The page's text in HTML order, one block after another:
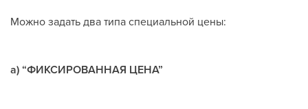
Можно задать два типа специальной цены:
а) “ФИКСИРОВАННАЯ ЦЕНА”